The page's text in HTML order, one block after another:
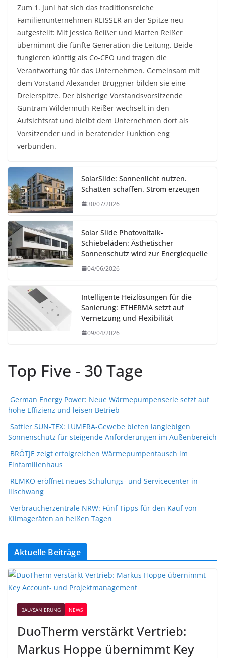
Zum 1. Juni hat sich das traditionsreiche
Familienunternehmen REISSER an der Spitze neu
aufgestellt: Mit Jessica Reißer und Marten Reißer
übernimmt die fünfte Generation die Leitung. Beide
fungieren künftig als Co-CEO und tragen die
Verantwortung für das Unternehmen. Gemeinsam mit
dem Vorstand Alexander Bruggner bilden sie eine
Dreierspitze. Der bisherige Vorstandsvorsitzende
Guntram Wildermuth-Reißer wechselt in den
Aufsichtsrat und bleibt dem Unternehmen dort als
Vorsitzender und in beratender Funktion eng
verbunden.
SolarSlide: Sonnenlicht nutzen.
Schatten schaffen. Strom erzeugen
30/07/2026
Solar Slide Photovoltaik-
Schiebeläden: Ästhetischer
Sonnenschutz wird zur Energiequelle
04/06/2026
Intelligente Heizlösungen für die
Sanierung: ETHERMA setzt auf
Vernetzung und Flexibilität
09/04/2026
Top Five - 30 Tage
German Energy Power: Neue Wärmepumpenserie setzt auf
hohe Effizienz und leisen Betrieb
Sattler SUN-TEX: LUMERA-Gewebe bieten langlebigen
Sonnenschutz für steigende Anforderungen im Außenbereich
BRÖTJE zeigt erfolgreichen Wärmepumpentausch im
Einfamilienhaus
REMKO eröffnet neues Schulungs- und Servicecenter in
Illschwang
Verbraucherzentrale NRW: Fünf Tipps für den Kauf von
Klimageräten an heißen Tagen
Aktuelle Beiträge
BAU/SANIERUNG NEWS
DuoTherm verstärkt Vertrieb:
Markus Hoppe übernimmt Key